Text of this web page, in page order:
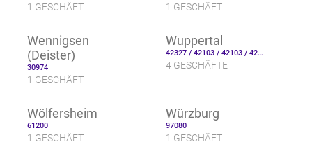
1 GESCHÄFT 1 GESCHÄFT
Wennigsen
(Deister)
30974
1 GESCHÄFT
Wuppertal
42327 / 42103 / 42103 / 42113
4 GESCHÄFTE
Wölfersheim
61200
1 GESCHÄFT
Würzburg
97080
1 GESCHÄFT